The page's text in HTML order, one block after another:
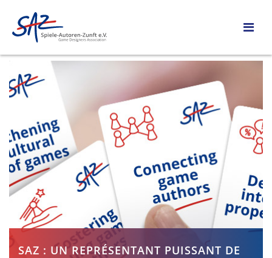
SAZ : UN REPRÉSENTANT PUISSANT DE